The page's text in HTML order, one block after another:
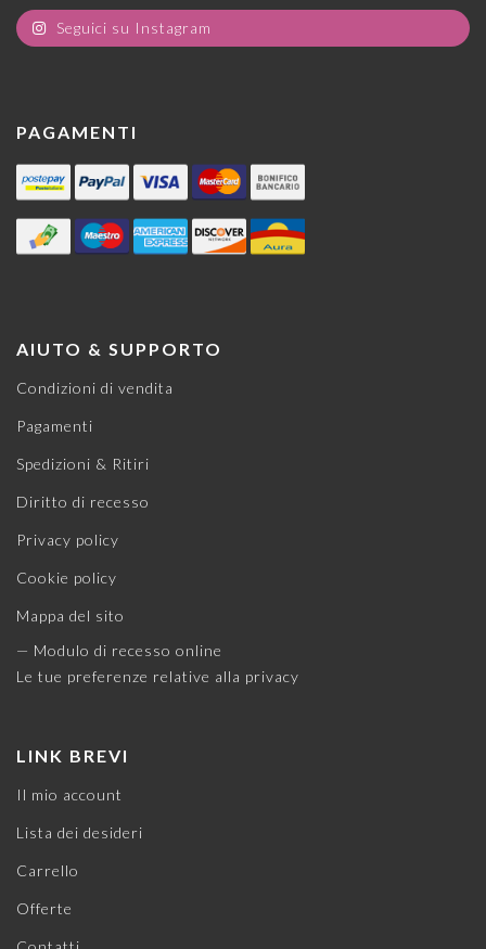
Seguici su Instagram
PAGAMENTI
AIUTO & SUPPORTO
Condizioni di vendita
Pagamenti
Spedizioni & Ritiri
Diritto di recesso
Privacy policy
Cookie policy
Mappa del sito
— Modulo di recesso online
Le tue preferenze relative alla privacy
LINK BREVI
Il mio account
Lista dei desideri
Carrello
Offerte